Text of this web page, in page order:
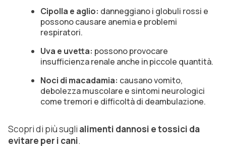
Cipolla e aglio: danneggiano i globuli rossi e
possono causare anemia e problemi
respiratori.
Uva e uvetta: possono provocare
insufficienza renale anche in piccole quantità.
Noci di macadamia: causano vomito,
debolezza muscolare e sintomi neurologici
come tremori e difficoltà di deambulazione.
Scopri di più sugli alimenti dannosi e tossici da
evitare per i cani.